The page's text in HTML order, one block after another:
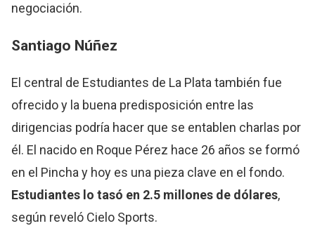
negociación.
Santiago Núñez
El central de Estudiantes de La Plata también fue
ofrecido y la buena predisposición entre las
dirigencias podría hacer que se entablen charlas por
él. El nacido en Roque Pérez hace 26 años se formó
en el Pincha y hoy es una pieza clave en el fondo.
Estudiantes lo tasó en 2.5 millones de dólares,
según reveló Cielo Sports.